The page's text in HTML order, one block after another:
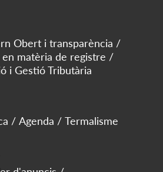
Obert i transparència
matèria de registre
i Gestió Tributària
Agenda Termalisme